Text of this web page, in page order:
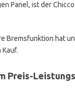
Panel, ist der
Bremsfunktion hat
Preis-